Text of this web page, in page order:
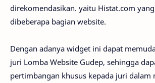
direkomendasikan. yaitu Histat.com
dibeberapa bagian website.
Dengan adanya widget ini dapat
juri Lomba Website Gudep, sehingga
pertimbangan khusus kepada juri dalam